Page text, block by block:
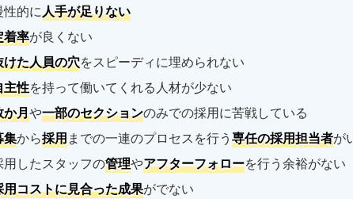
性的に人手が足りない
着率が良くない
けた人員の穴をスピーディに埋められない
主性を持って働いてくれる人材が少ない
か月や一部のセクションのみでの採用に苦戦している
集から採用までの一連のプロセスを行う 専任の採用担当者が
用したスタッフの管理やアフターフォローを行う余裕がない
用コストに見合った成果がでない